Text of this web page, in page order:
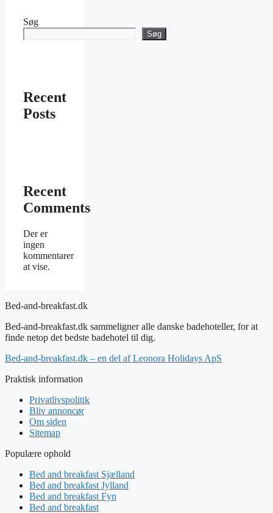
Søg
Søg
Recent
Posts
Recent
Comments
Der er
ingen
kommentarer
at vise.
Bed-and-breakfast.dk
Bed-and-breakfast.dk sammeligner alle danske badehoteller, for at
finde netop det bedste badehotel til dig.
Bed-and-breakfast.dk – en del af Leonora Holidays ApS
Praktisk information
Privatlivspolitik
Bliv annoncør
Om siden
Sitemap
Populære ophold
Bed and breakfast Sjælland
Bed and breakfast Jylland
Bed and breakfast Fyn
Bed and breakfast